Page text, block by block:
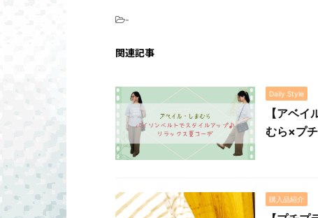
-
関連記事
Daily Style
【アベ
むら×プチ
購入品紹介